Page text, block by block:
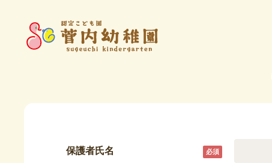
保護者氏名